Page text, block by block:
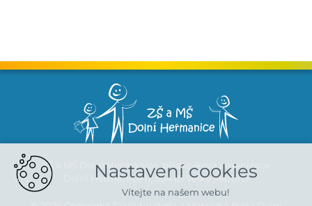
ZŠ a MŠ Dolní Heřmanice, příspěvková organizace
Dolní Heřmanice 11, 594 01 Velké Meziříčí
Nastavení cookies
Vítejte na našem webu!